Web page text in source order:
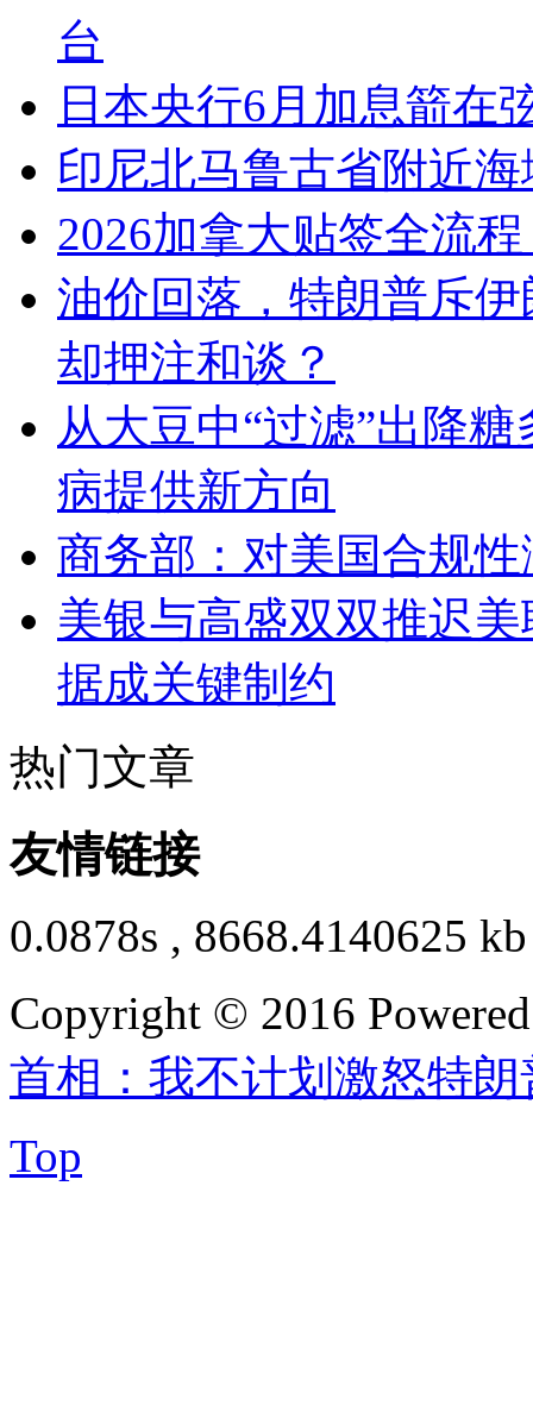
台
日本央行6月加息箭在
印尼北马鲁古省附近
2026加拿大贴签全流
油价回落，特朗普斥
却押注和谈？
从大豆中“过滤”出降
病提供新方向
商务部：对美国合规
美银与高盛双双推迟
据成关键制约
热门文章
友情链接
0.0878s , 8668.4140625 kb
Copyright © 2016
首相：我不计划激怒特朗
Top